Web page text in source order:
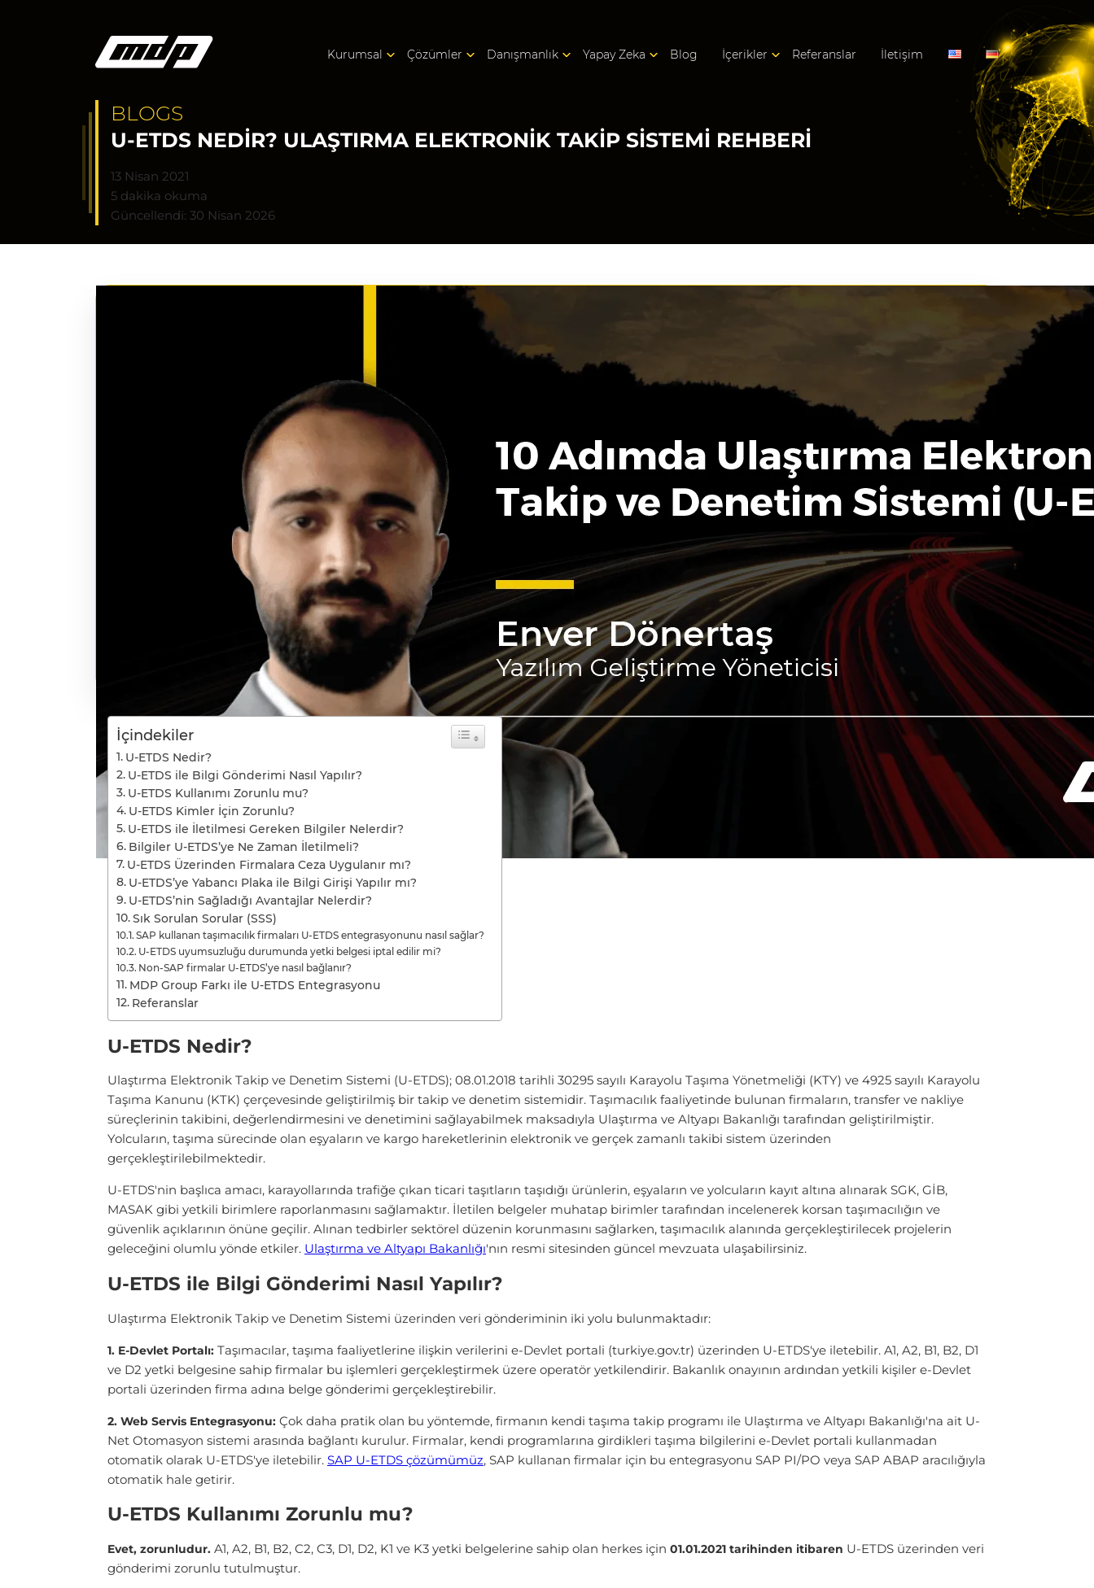
Kurumsal Çözümler Danışmanlık Yapay Zeka Blog İçerikler Referanslar İletişim
BLOGS
U-ETDS NEDIR? ULAŞTIRMA ELEKTRONIK TAKIP SISTEMI REHBERI
13 Nisan 2021
5 dakika okuma
Güncellendi: 30 Nisan 2026
İçindekiler
U-ETDS Nedir?
U-ETDS ile Bilgi Gönderimi Nasıl Yapılır?
U-ETDS Kullanımı Zorunlu mu?
U-ETDS Kimler İçin Zorunlu?
U-ETDS ile İletilmesi Gereken Bilgiler Nelerdir?
Bilgiler U-ETDS’ye Ne Zaman İletilmeli?
U-ETDS Üzerinden Firmalara Ceza Uygulanır mı?
U-ETDS’ye Yabancı Plaka ile Bilgi Girişi Yapılır mı?
U-ETDS’nin Sağladığı Avantajlar Nelerdir?
Sık Sorulan Sorular (SSS)
SAP kullanan taşımacılık firmaları U-ETDS entegrasyonunu nasıl sağlar?
U-ETDS uyumsuzluğu durumunda yetki belgesi iptal edilir mi?
Non-SAP firmalar U-ETDS’ye nasıl bağlanır?
MDP Group Farkı ile U-ETDS Entegrasyonu
Referanslar
U-ETDS Nedir?
Ulaştırma Elektronik Takip ve Denetim Sistemi (U-ETDS); 08.01.2018 tarihli 30295 sayılı Karayolu Taşıma Yönetmeliği (KTY) ve 4925 sayılı Karayolu
Taşıma Kanunu (KTK) çerçevesinde geliştirilmiş bir takip ve denetim sistemidir. Taşımacılık faaliyetinde bulunan firmaların, transfer ve nakliye
süreçlerinin takibini, değerlendirmesini ve denetimini sağlayabilmek maksadıyla Ulaştırma ve Altyapı Bakanlığı tarafından geliştirilmiştir.
Yolcuların, taşıma sürecinde olan eşyaların ve kargo hareketlerinin elektronik ve gerçek zamanlı takibi sistem üzerinden
gerçekleştirilebilmektedir.
U-ETDS'nin başlıca amacı, karayollarında trafiğe çıkan ticari taşıtların taşıdığı ürünlerin, eşyaların ve yolcuların kayıt altına alınarak SGK, GİB,
MASAK gibi yetkili birimlere raporlanmasını sağlamaktır. İletilen belgeler muhatap birimler tarafından incelenerek korsan taşımacılığın ve
güvenlik açıklarının önüne geçilir. Alınan tedbirler sektörel düzenin korunmasını sağlarken, taşımacılık alanında gerçekleştirilecek projelerin
geleceğini olumlu yönde etkiler. Ulaştırma ve Altyapı Bakanlığı'nın resmi sitesinden güncel mevzuata ulaşabilirsiniz.
U-ETDS ile Bilgi Gönderimi Nasıl Yapılır?
Ulaştırma Elektronik Takip ve Denetim Sistemi üzerinden veri gönderiminin iki yolu bulunmaktadır:
1. E-Devlet Portalı: Taşımacılar, taşıma faaliyetlerine ilişkin verilerini e-Devlet portali (turkiye.gov.tr) üzerinden U-ETDS'ye iletebilir. A1, A2, B1, B2, D1
ve D2 yetki belgesine sahip firmalar bu işlemleri gerçekleştirmek üzere operatör yetkilendirir. Bakanlık onayının ardından yetkili kişiler e-Devlet
portali üzerinden firma adına belge gönderimi gerçekleştirebilir.
2. Web Servis Entegrasyonu: Çok daha pratik olan bu yöntemde, firmanın kendi taşıma takip programı ile Ulaştırma ve Altyapı Bakanlığı'na ait U-
Net Otomasyon sistemi arasında bağlantı kurulur. Firmalar, kendi programlarına girdikleri taşıma bilgilerini e-Devlet portali kullanmadan
otomatik olarak U-ETDS'ye iletebilir. SAP U-ETDS çözümümüz, SAP kullanan firmalar için bu entegrasyonu SAP PI/PO veya SAP ABAP aracılığıyla
otomatik hale getirir.
U-ETDS Kullanımı Zorunlu mu?
Evet, zorunludur. A1, A2, B1, B2, C2, C3, D1, D2, K1 ve K3 yetki belgelerine sahip olan herkes için 01.01.2021 tarihinden itibaren U-ETDS üzerinden veri
gönderimi zorunlu tutulmuştur.